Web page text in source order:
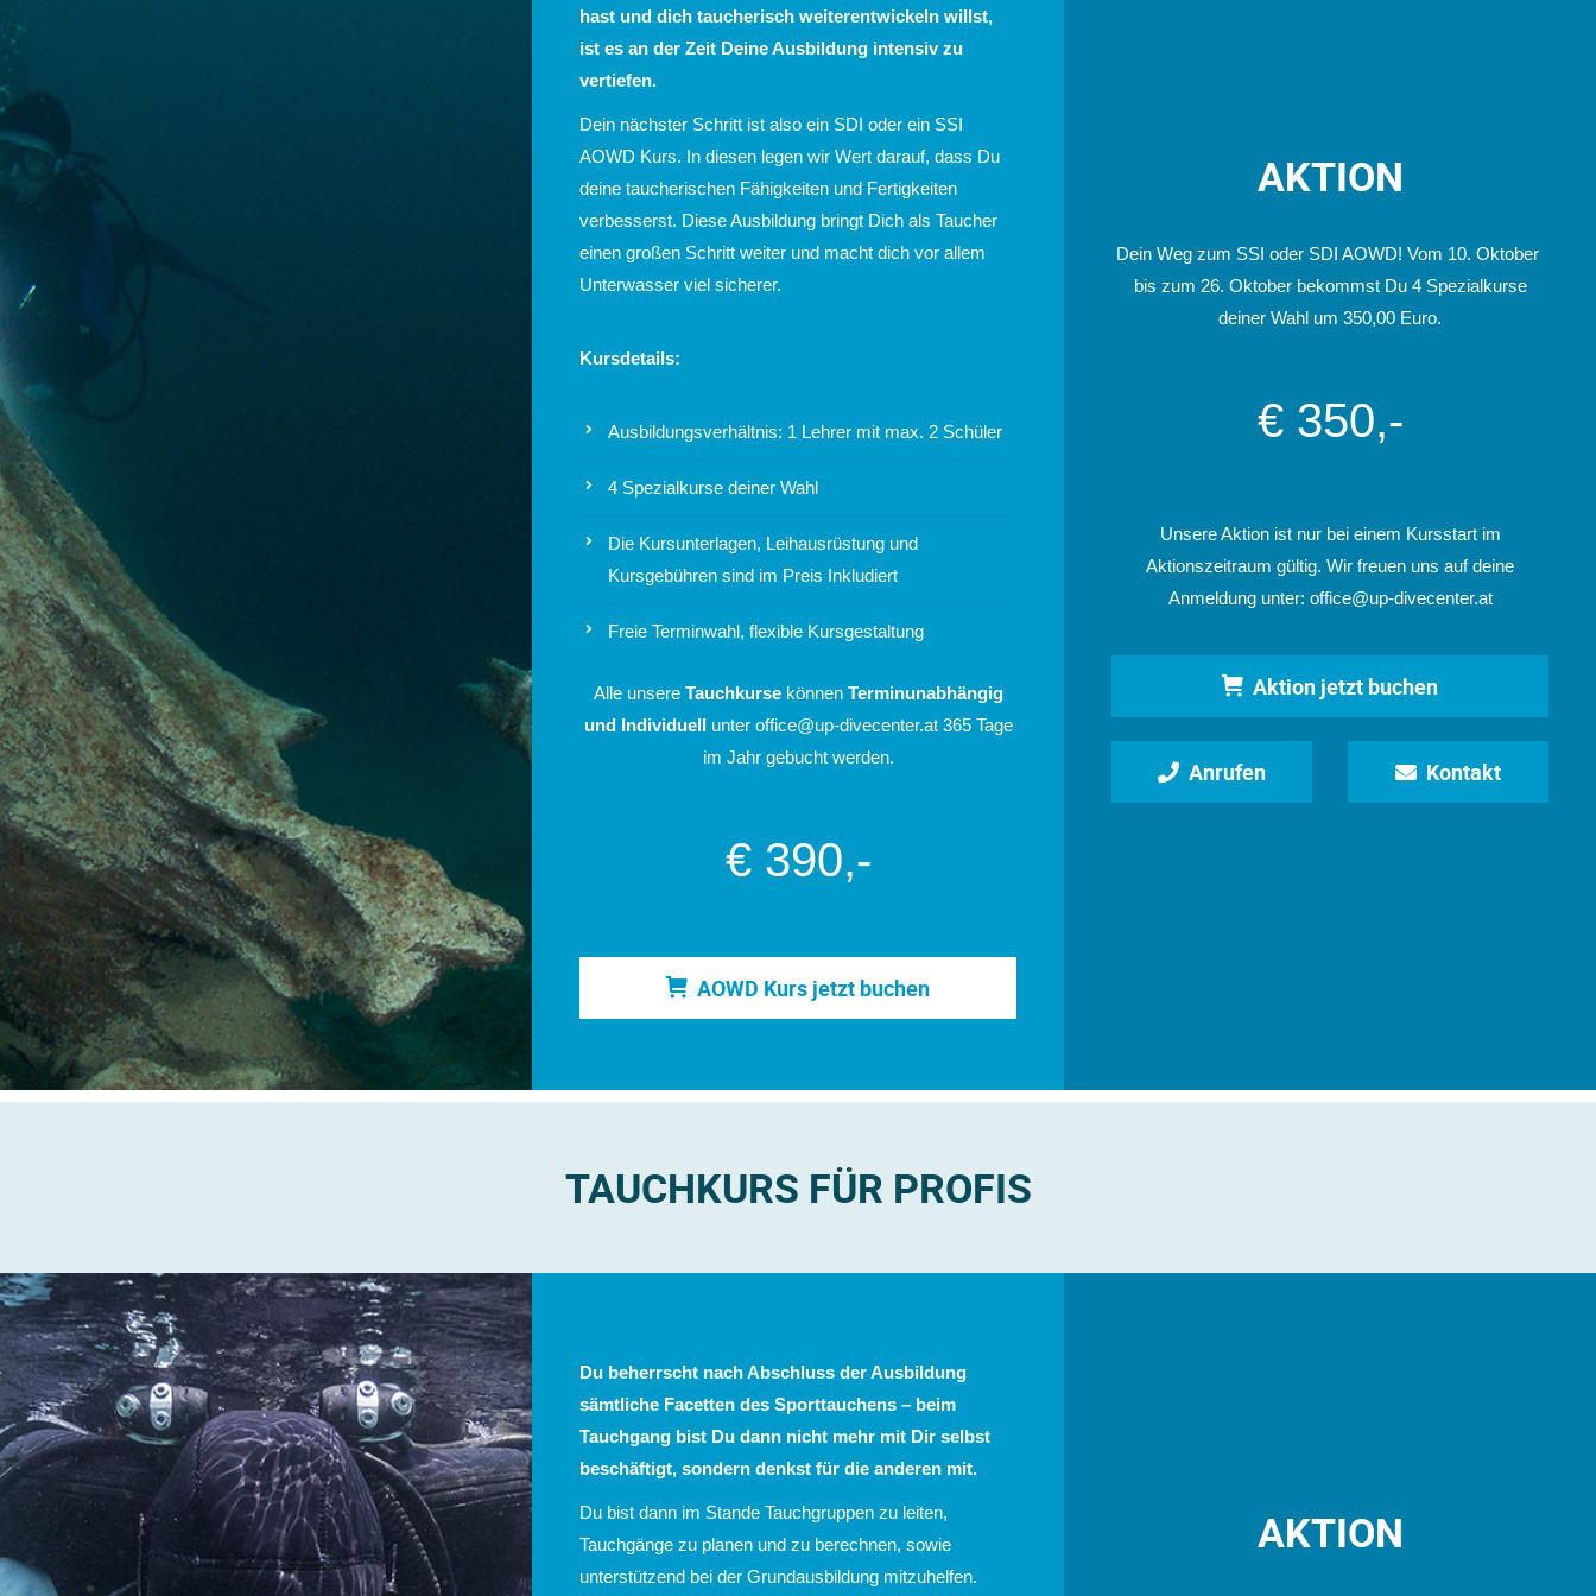
hast und dich taucherisch weiterentwickeln willst,
ist es an der Zeit Deine Ausbildung intensiv zu
vertiefen.
Dein nächster Schritt ist also ein SDI oder ein SSI
AOWD Kurs. In diesen legen wir Wert darauf, dass Du
deine taucherischen Fähigkeiten und Fertigkeiten
verbesserst. Diese Ausbildung bringt Dich als Taucher
einen großen Schritt weiter und macht dich vor allem
Unterwasser viel sicherer.
Kursdetails:
Ausbildungsverhältnis: 1 Lehrer mit max. 2 Schüler
4 Spezialkurse deiner Wahl
Die Kursunterlagen, Leihausrüstung und
Kursgebühren sind im Preis Inkludiert
Freie Terminwahl, flexible Kursgestaltung
Alle unsere Tauchkursekönnen Terminunabhängig
und Individuellunter office@up-divecenter.at365 Tage
im Jahr gebucht werden.
€ 390,-
AOWD Kurs jetzt buchen
AKTION
Dein Weg zum SSI oder SDI AOWD! Vom 10. Oktober
bis zum 26. Oktober bekommst Du 4 Spezialkurse
deiner Wahl um 350,00 Euro.
€ 350,-
Unsere Aktion ist nur bei einem Kursstart im
Aktionszeitraum gültig. Wir freuen uns auf deine
Anmeldung unter: office@up-divecenter.at
Aktion jetzt buchen
Anrufen Kontakt
TAUCHKURS FÜR PROFIS
Du beherrscht nach Abschluss der Ausbildung
sämtliche Facetten des Sporttauchens – beim
Tauchgang bist Du dann nicht mehr mit Dir selbst
beschäftigt, sondern denkst für die anderen mit.
Du bist dann im Stande Tauchgruppen zu leiten,
Tauchgänge zu planen und zu berechnen, sowie
unterstützend bei der Grundausbildung mitzuhelfen.
AKTION